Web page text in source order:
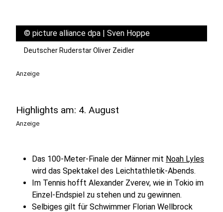
© picture alliance dpa | Sven Hoppe
Deutscher Ruderstar Oliver Zeidler
Anzeige
Highlights am: 4. August
Anzeige
Das 100-Meter-Finale der Männer mit Noah Lyles
wird das Spektakel des Leichtathletik-Abends.
Im Tennis hofft Alexander Zverev, wie in Tokio im
Einzel-Endspiel zu stehen und zu gewinnen.
Selbiges gilt für Schwimmer Florian Wellbrock